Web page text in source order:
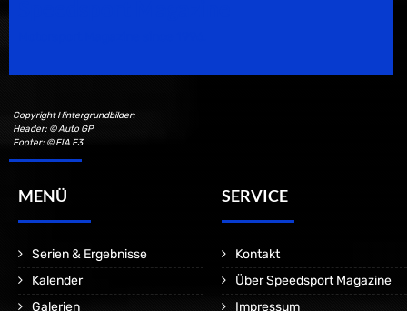
Copyright Hintergrundbilder:
Header: © Auto GP
Footer: © FIA F3
MENÜ
Serien & Ergebnisse
Kalender
Galerien
SERVICE
Kontakt
Über Speedsport Magazine
Impressum